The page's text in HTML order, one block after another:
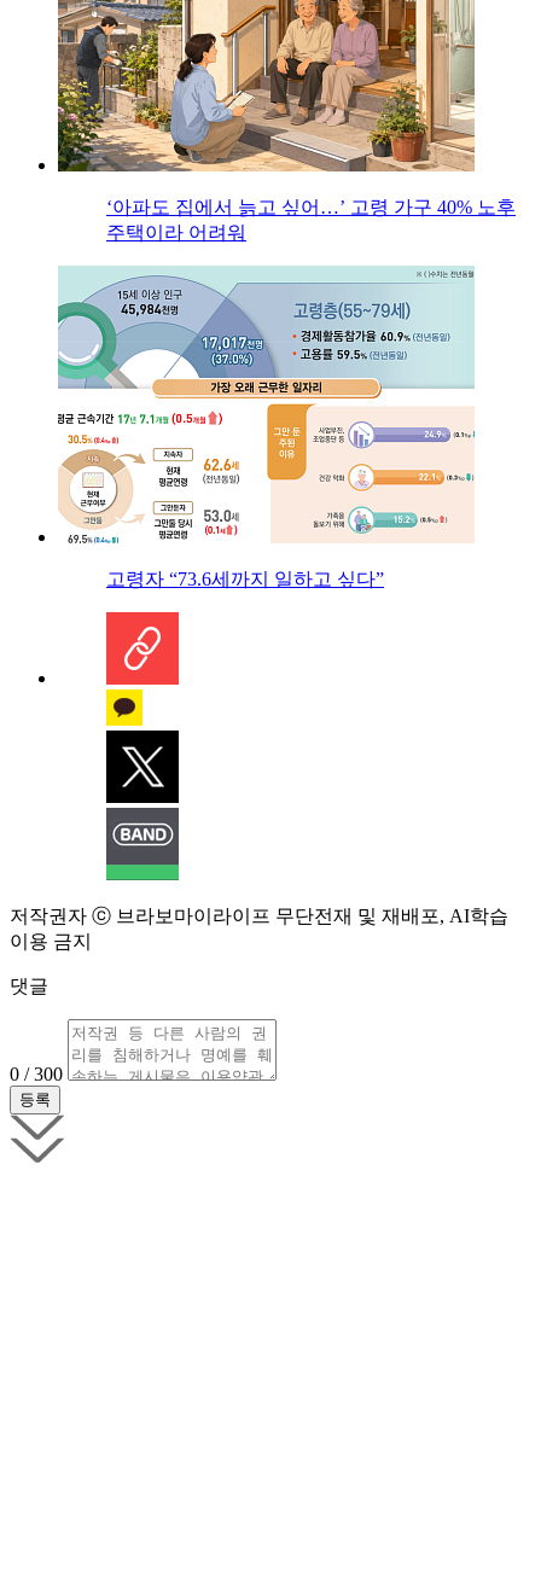
‘아파도 집에서 늙고 싶어…’ 고령 가구 40% 노후
주택이라 어려워
고령자 “73.6세까지 일하고 싶다”
저작권자 ⓒ 브라보마이라이프 무단전재 및 재배포, AI학습
이용 금지
댓글
0 / 300